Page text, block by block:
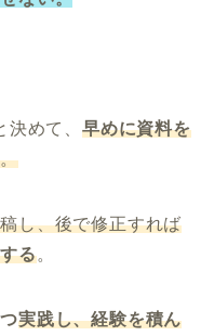
めて、 早めに資料を
。
し、後で修正すれば
る。
実践し、経験を積ん